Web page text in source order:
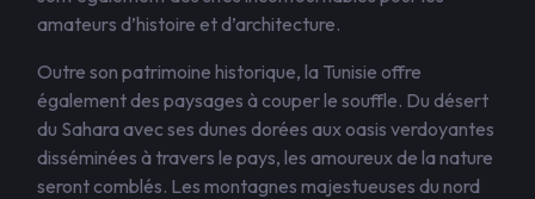
amateurs d’histoire et d’architecture.
Outre son patrimoine historique, la Tunisie offre
également des paysages à couper le souffle. Du désert
du Sahara avec ses dunes dorées aux oasis verdoyantes
disséminées à travers le pays, les amoureux de la nature
seront comblés. Les montagnes majestueuses du nord